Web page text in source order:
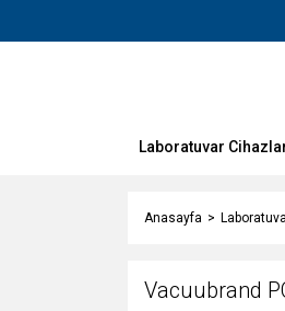
Laboratuvar
Anasayfa
Vacuubrand